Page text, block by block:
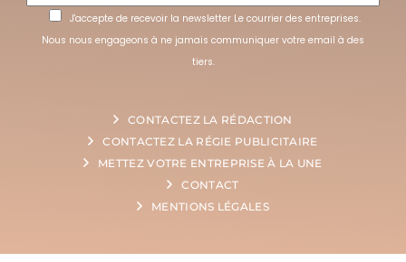
J'accepte de recevoir la newsletter Le courrier des entreprises.
Nous nous engageons à ne jamais communiquer votre email à des
tiers.
CONTACTEZ LA RÉDACTION
CONTACTEZ LA RÉGIE PUBLICITAIRE
METTEZ VOTRE ENTREPRISE À LA UNE
CONTACT
MENTIONS LÉGALES